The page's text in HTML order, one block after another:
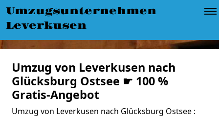
Umzugsunternehmen
Leverkusen
Umzug von Leverkusen nach
Glücksburg Ostsee ☛ 100 %
Gratis-Angebot
Umzug von Leverkusen nach Glücksburg Ostsee :